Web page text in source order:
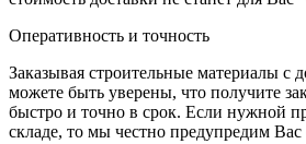
Оперативность и точность
Заказывая строительные материалы с
можете быть уверены, что получите
быстро и точно в срок. Если нужной
складе, то мы честно предупредим